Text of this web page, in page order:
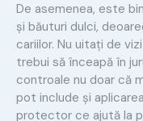
De asemenea, este
și băuturi dulci,
cariilor. Nu uitați de
trebui să înceapă în
controale nu doar că
pot include și
protector ce ajută la